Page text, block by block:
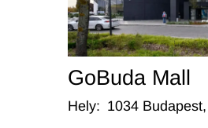
GoBuda Mall
Hely: 1034